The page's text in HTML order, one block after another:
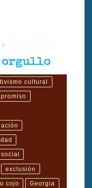
FESTIVAL 2024
orgullo
cultural
exclusión
cojo Georgia